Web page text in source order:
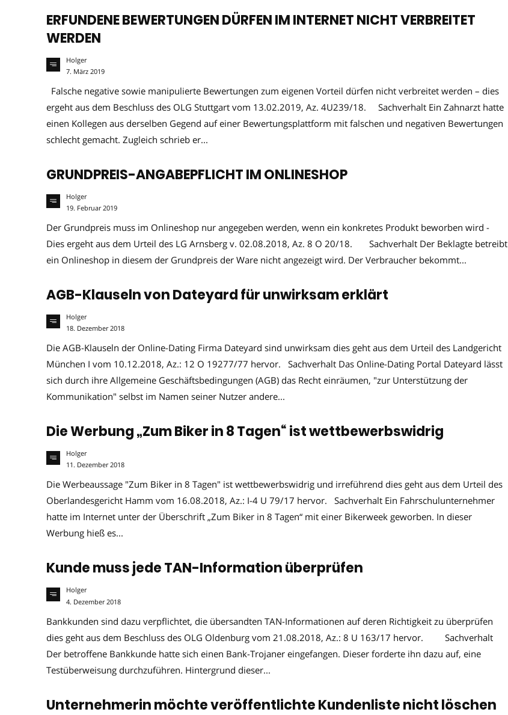
ERFUNDENE BEWERTUNGEN DÜRFEN IM INTERNET NICHT VERBREITET
WERDEN
Holger
7. März 2019
Falsche negative sowie manipulierte Bewertungen zum eigenen Vorteil dürfen nicht verbreitet werden – dies
ergeht aus dem Beschluss des OLG Stuttgart vom 13.02.2019, Az. 4U239/18. Sachverhalt Ein Zahnarzt hatte
einen Kollegen aus derselben Gegend auf einer Bewertungsplattform mit falschen und negativen Bewertungen
schlecht gemacht. Zugleich schrieb er...
GRUNDPREIS-ANGABEPFLICHT IM ONLINESHOP
Holger
19. Februar 2019
Der Grundpreis muss im Onlineshop nur angegeben werden, wenn ein konkretes Produkt beworben wird -
Dies ergeht aus dem Urteil des LG Arnsberg v. 02.08.2018, Az. 8 O 20/18. Sachverhalt Der Beklagte betreibt
ein Onlineshop in diesem der Grundpreis der Ware nicht angezeigt wird. Der Verbraucher bekommt...
AGB-Klauseln von Dateyard für unwirksam erklärt
Holger
18. Dezember 2018
Die AGB-Klauseln der Online-Dating Firma Dateyard sind unwirksam dies geht aus dem Urteil des Landgericht
München I vom 10.12.2018, Az.: 12 O 19277/77 hervor. Sachverhalt Das Online-Dating Portal Dateyard lässt
sich durch ihre Allgemeine Geschäftsbedingungen (AGB) das Recht einräumen, "zur Unterstützung der
Kommunikation" selbst im Namen seiner Nutzer andere...
Die Werbung „Zum Biker in 8 Tagen“ ist wettbewerbswidrig
Holger
11. Dezember 2018
Die Werbeaussage "Zum Biker in 8 Tagen" ist wettbewerbswidrig und irreführend dies geht aus dem Urteil des
Oberlandesgericht Hamm vom 16.08.2018, Az.: I-4 U 79/17 hervor. Sachverhalt Ein Fahrschulunternehmer
hatte im Internet unter der Überschrift „Zum Biker in 8 Tagen“ mit einer Bikerweek geworben. In dieser
Werbung hieß es...
Kunde muss jede TAN-Information überprüfen
Holger
4. Dezember 2018
Bankkunden sind dazu verpflichtet, die übersandten TAN-Informationen auf deren Richtigkeit zu überprüfen
dies geht aus dem Beschluss des OLG Oldenburg vom 21.08.2018, Az.: 8 U 163/17 hervor. Sachverhalt
Der betroffene Bankkunde hatte sich einen Bank-Trojaner eingefangen. Dieser forderte ihn dazu auf, eine
Testüberweisung durchzuführen. Hintergrund dieser...
Unternehmerin möchte veröffentlichte Kundenliste nicht löschen